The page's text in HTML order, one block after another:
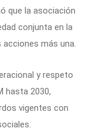
que la asociación
conjunta en la
más una.
y respeto
hasta 2030,
vigentes con